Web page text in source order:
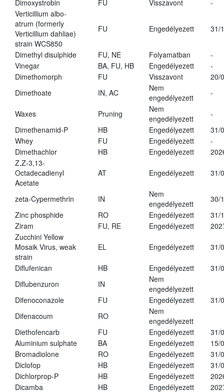
Dimoxystrobin
FU Visszavont
-
Verticillium albo-
atrum (formerly
Verticillium dahliae)
strain WCS850
FU Engedélyezett 31/
Dimethyl disulphide FU, NE Folyamatban
-
Vinegar
BA, FU, HB Engedélyezett
-
Dimethomorph
FU Visszavont
20/
Dimethoate
IN, AC
Nem
engedélyezett
-
Waxes Pruning
Nem
engedélyezett
-
Dimethenamid-P
HB Engedélyezett
31/
Whey
FU Engedélyezett
-
Dimethachlor
HB Engedélyezett
Z,Z-3,13-
Octadecadienyl
Acetate
AT Engedélyezett 31/
zeta-Cypermethrin IN
Nem
engedélyezett
30/
Zinc phosphide
RO Engedélyezett
31/
Ziram
FU, RE Engedélyezett
Zucchini Yellow
Mosaik Virus, weak
strain
EL Engedélyezett 31/
Diflufenican HB Engedélyezett
31/
Diflubenzuron
IN
Nem
engedélyezett
Difenoconazole
FU Engedélyezett
31/
Difenacoum
RO
Nem
engedélyezett
Diethofencarb
FU Engedélyezett
31/
Aluminium sulphate
BA Engedélyezett
15/
Bromadiolone
RO Engedélyezett
31/
Diclofop
HB Engedélyezett
31/
Dichlorprop-P
HB Engedélyezett
Dicamba
HB Engedélyezett